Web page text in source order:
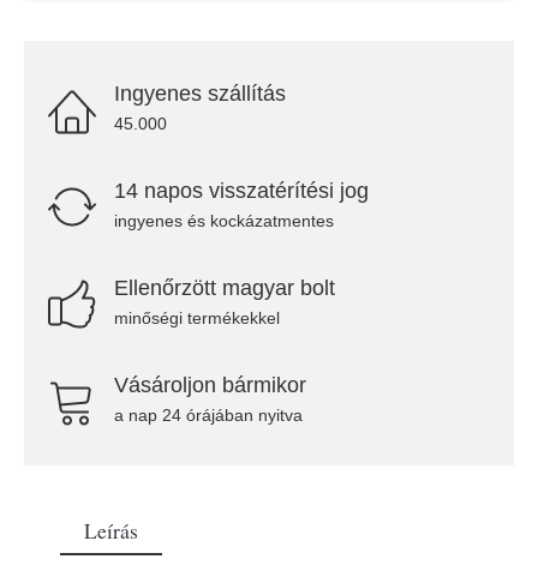
Ingyenes szállítás
45.000
14 napos visszatérítési jog
ingyenes és kockázatmentes
Ellenőrzött magyar bolt
minőségi termékekkel
Vásároljon bármikor
a nap 24 órájában nyitva
Leírás